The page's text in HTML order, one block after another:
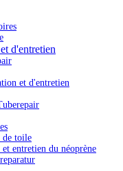
d'entretien
et d'entretien
de toile
et entretien du néoprène